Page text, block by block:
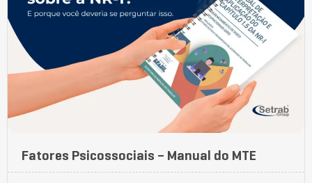
Fatores Psicossociais – Manual do MTE